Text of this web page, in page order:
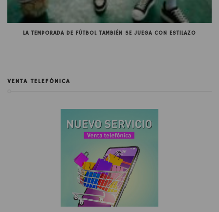
LA TEMPORADA DE FÚTBOL TAMBIÉN SE JUEGA CON ESTILAZO
VENTA TELEFÓNICA